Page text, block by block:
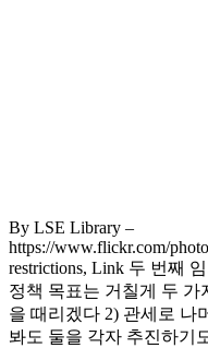
By LSE Library –
https://www.flickr.com/
restrictions, Link 두 번째
정책 목표는 거칠게 두 가
을 때리겠다 2) 관세로 나
봐도 둘을 각자 추진하기